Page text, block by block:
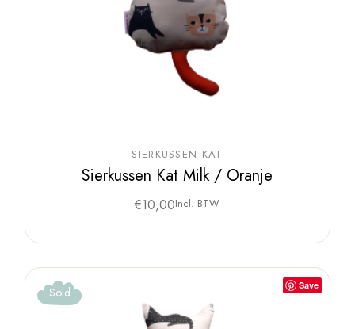
SIERKUSSEN KAT
Sierkussen Kat Milk / Oranje
€10,00Incl. BTW
Save
Sold